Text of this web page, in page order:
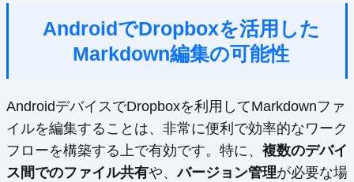
AndroidでDropboxを活用した
Markdown編集の可能性
AndroidデバイスでDropboxを利用してMarkdownファ
イルを編集することは、非常に便利で効率的なワーク
フローを構築する上で有効です。特に、 複数のデバイ
ス間でのファイル共有や、バージョン管理が必要な場